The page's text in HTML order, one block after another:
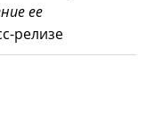
ее
релизе